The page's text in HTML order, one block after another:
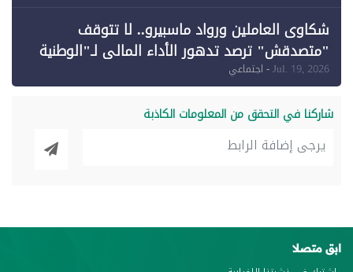
شكاوى العاملين ورواد ماسبيرو.. لا تتوقف
"متصدقش" ترصد تدهور الأداء المالي لـ"الوطنية
للإعلام"
Jul. 19, 2026- اجتماعي
شاركنا في التحقق من المعلومات الكاذبة
ابق متصلا